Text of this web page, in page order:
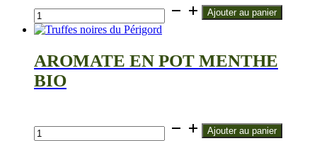
quantité
de
Bouquet
Ciboulette
BIO
Ajouter au panier
AROMATE EN POT MENTHE
BIO
quantité
de
Ajouter au panier